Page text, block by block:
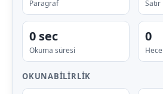
Paragraf Satır
0 sec
Okuma süresi
0
Hece
OKUNABILIRLIK